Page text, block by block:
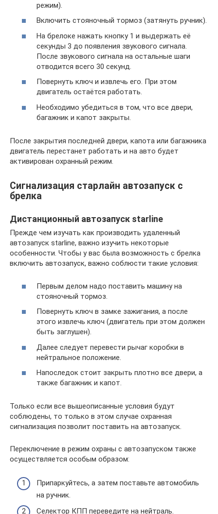
режим).
Включить стояночный тормоз (затянуть ручник).
На брелоке нажать кнопку 1 и выдержать её
секунды 3 до появления звукового сигнала.
После звукового сигнала на остальные шаги
отводится всего 30 секунд.
Повернуть ключ и извлечь его. При этом
двигатель остаётся работать.
Необходимо убедиться в том, что все двери,
багажник и капот закрыты.
После закрытия последней двери, капота или багажника
двигатель перестанет работать и на авто будет
активирован охранный режим.
Сигнализация старлайн автозапуск с
брелка
Дистанционный автозапуск starline
Прежде чем изучать как производить удаленный
автозапуск starline, важно изучить некоторые
особенности. Чтобы у вас была возможность с брелка
включить автозапуск, важно соблюсти такие условия:
Первым делом надо поставить машину на
стояночный тормоз.
Повернуть ключ в замке зажигания, а после
этого извлечь ключ (двигатель при этом должен
быть заглушен).
Далее следует перевести рычаг коробки в
нейтральное положение.
Напоследок стоит закрыть плотно все двери, а
также багажник и капот.
Только если все вышеописанные условия будут
соблюдены, то только в этом случае охранная
сигнализация позволит поставить на автозапуск.
Переключение в режим охраны с автозапуском также
осуществляется особым образом:
Припаркуйтесь, а затем поставьте автомобиль
на ручник.
Селектор КПП переведите на нейтраль.